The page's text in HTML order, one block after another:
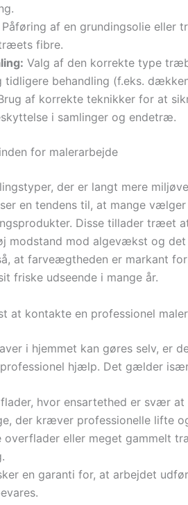
Påføring af en grundingsolie eller
fibre.
Valg af den korrekte type
behandling (f.eks.
af korrekte teknikker for at
i samlinger og endetræ.
for malerarbejde
der er langt mere
en tendens til, at mange
Disse tillader træet
modstand mod algevækst og det
at farveægtheden er markant
friske udseende i mange år.
at kontakte en professionel maler
i hjemmet kan gøres selv, er
hjælp. Det gælder
hvor ensartethed er svær at
der kræver professionelle lifte
overflader eller meget gammelt
en garanti for, at arbejdet